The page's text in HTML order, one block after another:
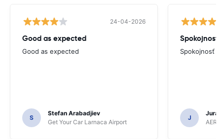
24-04-2026
Good as expected
Good as expected
S
Stefan Arabadjiev
Get Your Car Larnaca Airport
Spokojnosť
Spokojnosť
J
Juraj